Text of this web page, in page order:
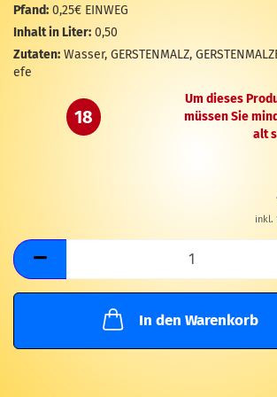
Pfand: 0,25€ EINWEG
Inhalt in Liter: 0,50
Zutaten: Wasser, GERSTENMALZ,
efe
18
Um dieses
müssen Sie
alt
inkl.
In den Warenkorb